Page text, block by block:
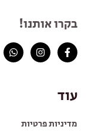
בקרו אותנו!
עוד
מדיניות פרטיות